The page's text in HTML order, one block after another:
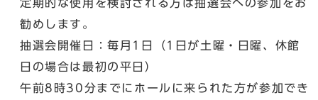
定期的な使用を検討される方は抽選会への参加をお
勧めします。
抽選会開催日：毎月1日（1日が土曜・日曜、休館
日の場合は最初の平日）
午前8時30分までにホールに来られた方が参加でき